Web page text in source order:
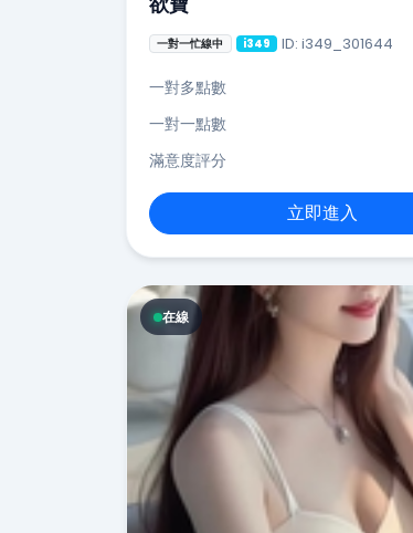
一對一忙線中 i349 ID: i349_301644
一對多點數
一對一點數
滿意度評分
立即進入
在線